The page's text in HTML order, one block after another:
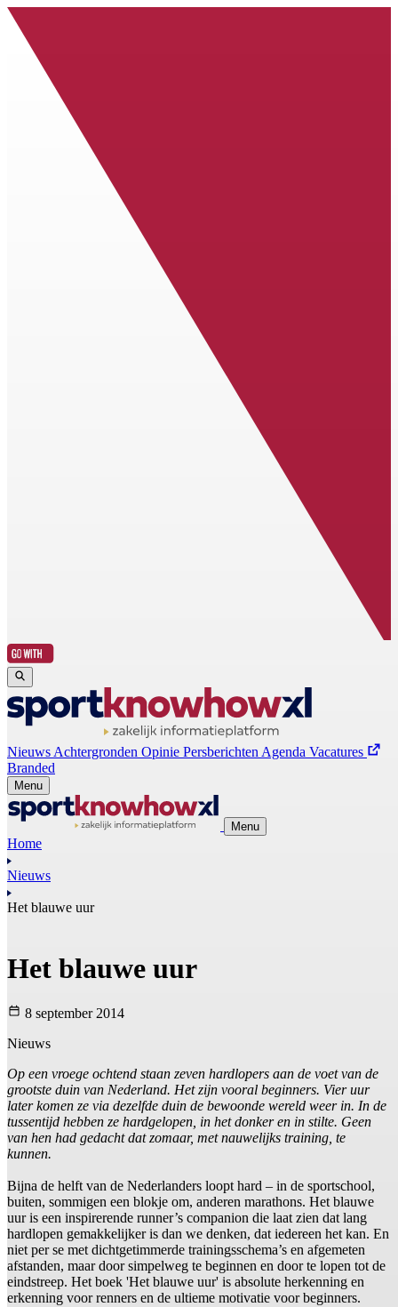
Nieuws Achtergronden Opinie Persberichten Agenda Vacatures
Branded
Menu
Menu
Home
Nieuws
Het blauwe uur
Het blauwe uur
8 september 2014
Nieuws
Op een vroege ochtend staan zeven hardlopers aan de voet van de
grootste duin van Nederland. Het zijn vooral beginners. Vier uur
later komen ze via dezelfde duin de bewoonde wereld weer in. In de
tussentijd hebben ze hardgelopen, in het donker en in stilte. Geen
van hen had gedacht dat zomaar, met nauwelijks training, te
kunnen.
Bijna de helft van de Nederlanders loopt hard – in de sportschool,
buiten, sommigen een blokje om, anderen marathons. Het blauwe
uur is een inspirerende runner’s companion die laat zien dat lang
hardlopen gemakkelijker is dan we denken, dat iedereen het kan. En
niet per se met dichtgetimmerde trainingsschema’s en afgemeten
afstanden, maar door simpelweg te beginnen en door te lopen tot de
eindstreep. Het boek 'Het blauwe uur' is absolute herkenning en
erkenning voor renners en de ultieme motivatie voor beginners.